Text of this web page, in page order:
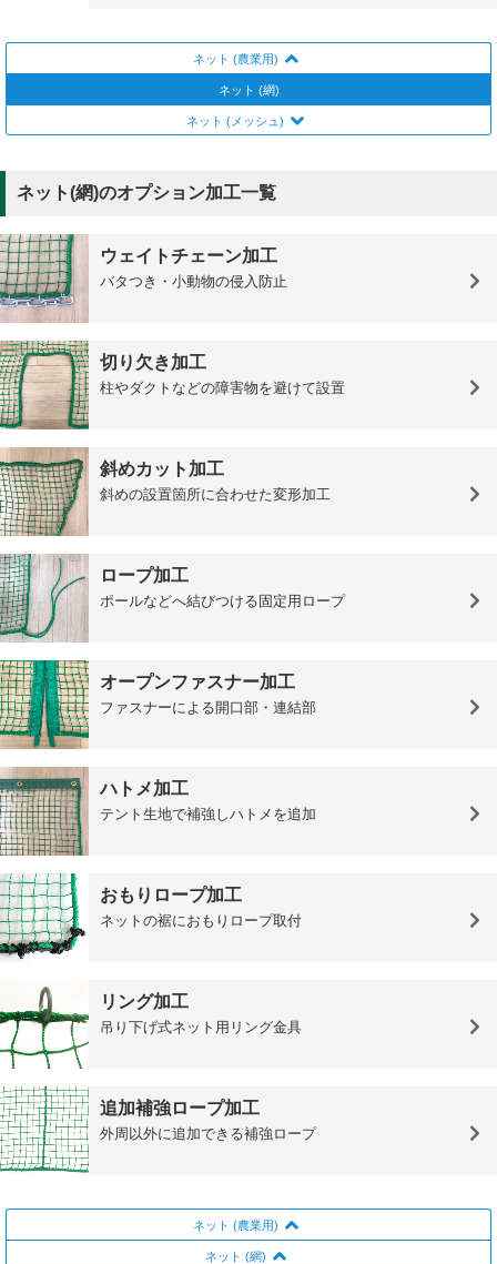
ネット (農業用)
ネット (網)
ネット (メッシュ)
ネット(網)のオプション加工一覧
ウェイトチェーン加工
バタつき・小動物の侵入防止
切り欠き加工
柱やダクトなどの障害物を避けて設置
斜めカット加工
斜めの設置箇所に合わせた変形加工
ロープ加工
ポールなどへ結びつける固定用ロープ
オープンファスナー加工
ファスナーによる開口部・連結部
ハトメ加工
テント生地で補強しハトメを追加
おもりロープ加工
ネットの裾におもりロープ取付
リング加工
吊り下げ式ネット用リング金具
追加補強ロープ加工
外周以外に追加できる補強ロープ
ネット (農業用)
ネット (網)